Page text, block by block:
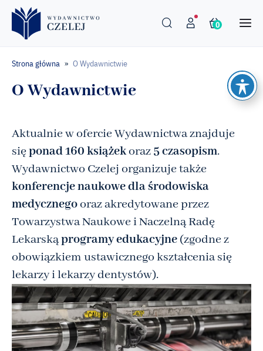
0
Strona główna » O Wydawnictwie
O Wydawnictwie
Aktualnie w ofercie Wydawnictwa znajduje
sięponad 160 książekoraz 5 czasopism.
Wydawnictwo Czelej organizuje także
konferencje naukowe dla środowiska
medycznegooraz akredytowane przez
Towarzystwa Naukowe i Naczelną Radę
Lekarskąprogramy edukacyjne (zgodne z
obowiązkiem ustawicznego kształcenia się
lekarzy i lekarzy dentystów).